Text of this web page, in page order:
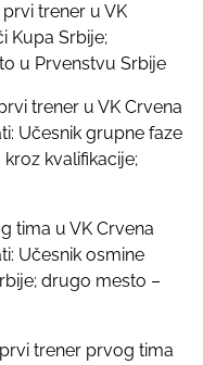
trener u VK
Kupa Srbije;
u Prvenstvu Srbije
trener u VK Crvena
Učesnik grupne faze
kvalifikacije;
tima u VK Crvena
Učesnik osmine
drugo mesto –
trener prvog tima